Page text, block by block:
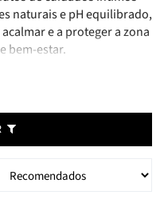
naturais e pH equilibrado,
e a proteger a zona
bem-estar.